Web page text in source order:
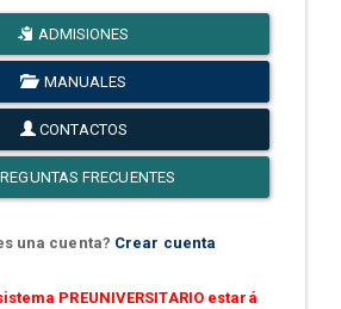
ADMISIONES
MANUALES
CONTACTOS
FRECUENTES
una cuenta? Crear cuenta
PREUNIVERSITARIO estará